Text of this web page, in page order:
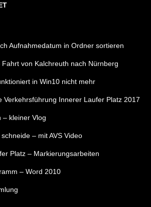
Aufnahmedatum in Ordner sortieren
von Kalchreuth nach Nürnberg
in Win10 nicht mehr
Verkehrsführung Innerer Laufer Platz 2017
– kleiner Vlog
– mit AVS Video
Platz – Markierungsarbeiten
– Word 2010